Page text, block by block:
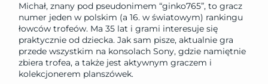
Michał, znany pod pseudonimem “ginko765”, to gracz
numer jeden w polskim (a 16. w światowym) rankingu
łowców trofeów. Ma 35 lat i grami interesuje się
praktycznie od dziecka. Jak sam pisze, aktualnie gra
przede wszystkim na konsolach Sony, gdzie namiętnie
zbiera trofea, a także jest aktywnym graczem i
kolekcjonerem planszówek.